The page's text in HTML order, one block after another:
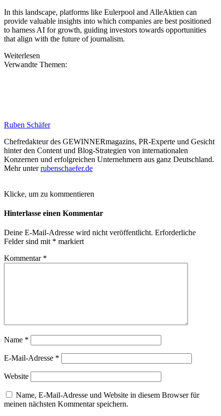
In this landscape, platforms like Eulerpool and AlleAktien can
provide valuable insights into which companies are best positioned
to harness AI for growth, guiding investors towards opportunities
that align with the future of journalism.
Weiterlesen
Verwandte Themen:
Ruben Schäfer
Chefredakteur des GEWINNERmagazins, PR-Experte und Gesicht
hinter den Content und Blog-Strategien von internationalen
Konzernen und erfolgreichen Unternehmern aus ganz Deutschland.
Mehr unterrubenschaefer.de
Klicke, um zu kommentieren
Hinterlasse einen Kommentar
Deine E-Mail-Adresse wird nicht veröffentlicht. Erforderliche
Felder sind mit * markiert
Kommentar *
Name *
E-Mail-Adresse *
Website
Name, E-Mail-Adresse und Website in diesem Browser für
meinen nächsten Kommentar speichern.